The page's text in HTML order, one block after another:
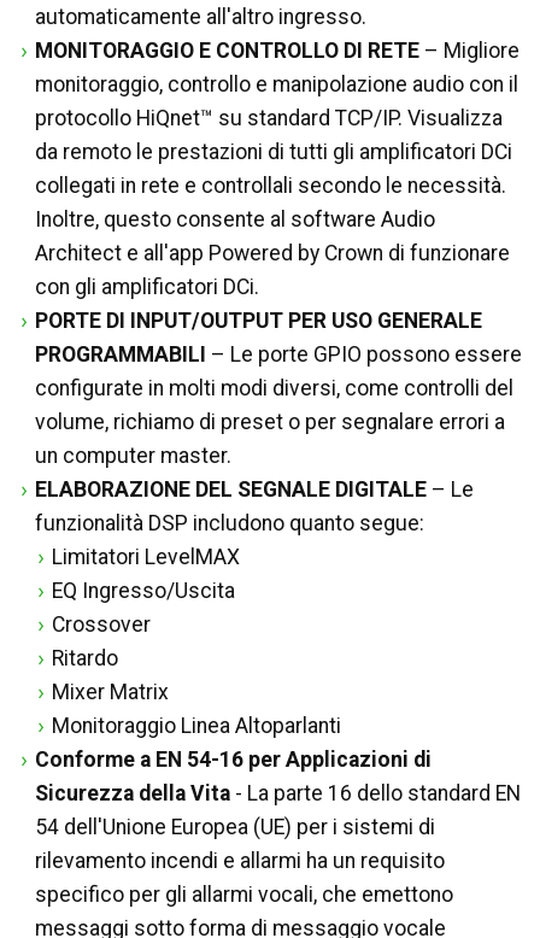
automaticamente all'altro ingresso.
MONITORAGGIO E CONTROLLO DI RETE – Migliore
monitoraggio, controllo e manipolazione audio con il
protocollo HiQnet™ su standard TCP/IP. Visualizza
da remoto le prestazioni di tutti gli amplificatori DCi
collegati in rete e controllali secondo le necessità.
Inoltre, questo consente al software Audio
Architect e all'app Powered by Crown di funzionare
con gli amplificatori DCi.
PORTE DI INPUT/OUTPUT PER USO GENERALE
PROGRAMMABILI – Le porte GPIO possono essere
configurate in molti modi diversi, come controlli del
volume, richiamo di preset o per segnalare errori a
un computer master.
ELABORAZIONE DEL SEGNALE DIGITALE – Le
funzionalità DSP includono quanto segue:
Limitatori LevelMAX
EQ Ingresso/Uscita
Crossover
Ritardo
Mixer Matrix
Monitoraggio Linea Altoparlanti
Conforme a EN 54-16 per Applicazioni di
Sicurezza della Vita - La parte 16 dello standard EN
54 dell'Unione Europea (UE) per i sistemi di
rilevamento incendi e allarmi ha un requisito
specifico per gli allarmi vocali, che emettono
messaggi sotto forma di messaggio vocale